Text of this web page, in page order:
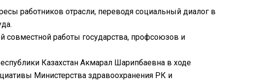
работников отрасли, переводя социальный диалог в
совместной работы государства, профсоюзов и
Казахстан Акмарал Шарипбаевна в ходе
Министерства здравоохранения РК и